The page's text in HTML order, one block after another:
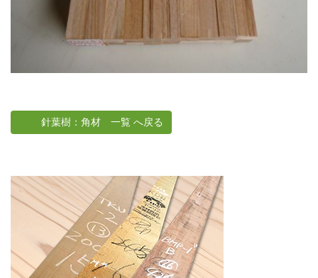
針葉樹：角材 一覧 へ戻る